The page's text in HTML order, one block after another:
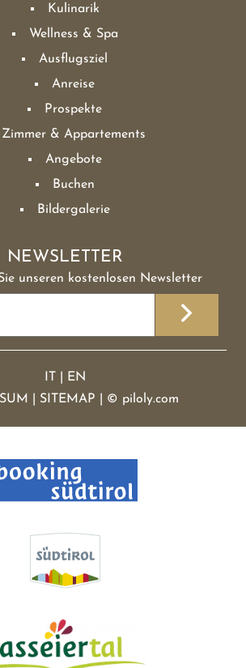
Kulinarik
Wellness & Spa
Ausflugsziel
Anreise
Prospekte
Zimmer & Appartements
Angebote
Buchen
Bildergalerie
NEWSLETTER
unseren kostenlosen Newsletter
IT
EN
SITEMAP © piloly.com